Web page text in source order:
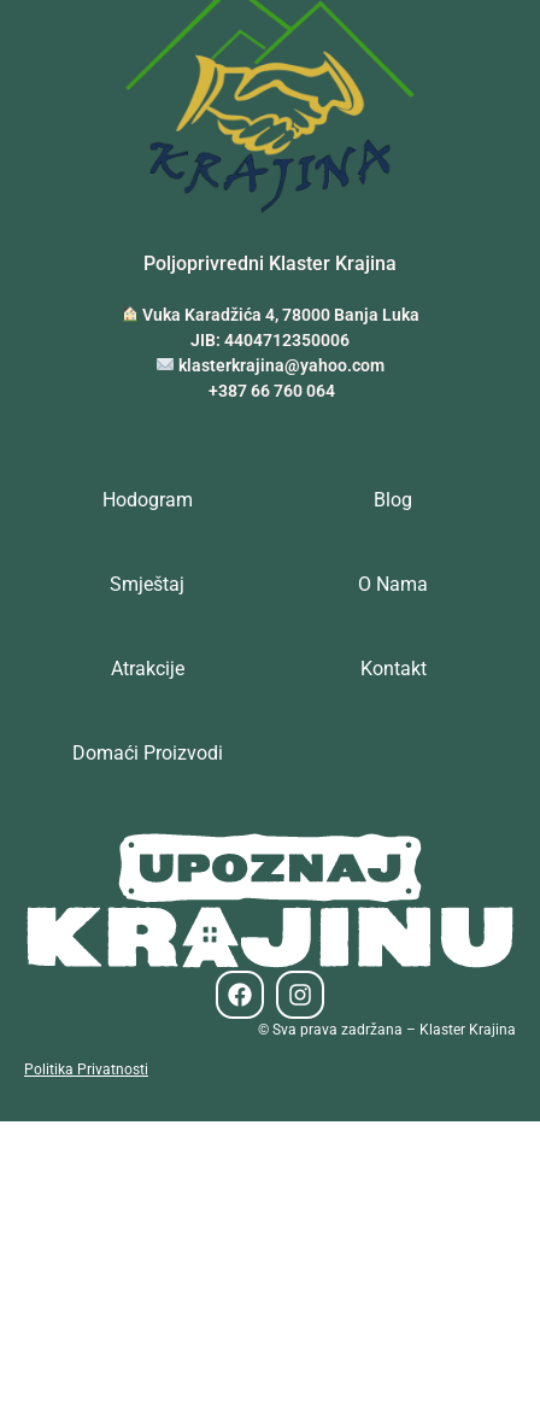
Poljoprivredni Klaster Krajina
Vuka Karadžića 4, 78000 Banja Luka
JIB: 4404712350006
klasterkrajina@yahoo.com
+387 66 760 064
Hodogram
Smještaj
Atrakcije
Domaći Proizvodi
Blog
O Nama
Kontakt
© Sva prava zadržana – Klaster Krajina
Politika Privatnosti